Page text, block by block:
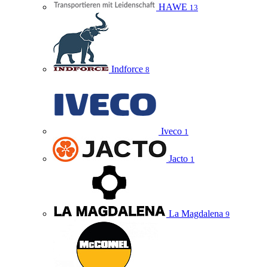
HAWE 13
Indforce 8
Iveco 1
Jacto 1
La Magdalena 9